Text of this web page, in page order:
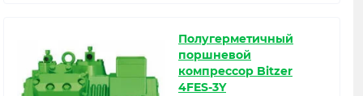
Полугерметичный
поршневой
компрессор Bitzer
4FES-3Y